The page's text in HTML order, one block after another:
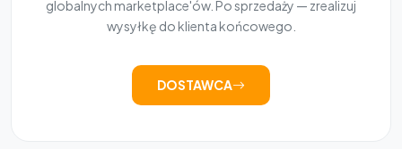
globalnych marketplace'ów. Po sprzedaży — zrealizuj
wysyłkę do klienta końcowego.
DOSTAWCA